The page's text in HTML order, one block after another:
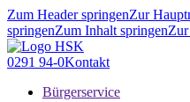
Zum Header springenZur
springenZum Inhalt springen
0291 94-0Kontakt
Bürgerservice